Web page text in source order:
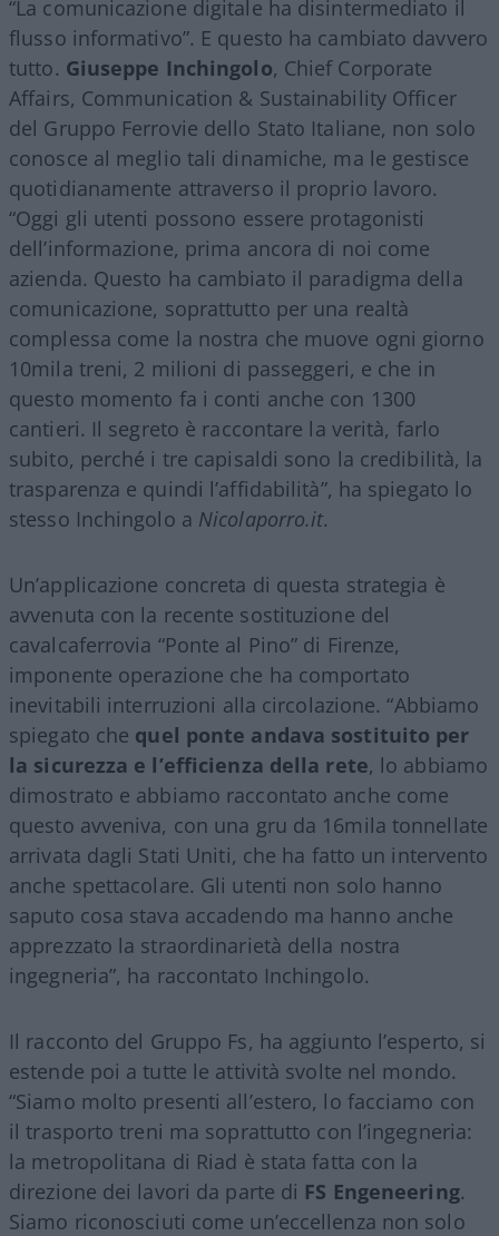
“La comunicazione digitale ha disintermediato il
flusso informativo”. E questo ha cambiato davvero
tutto. Giuseppe Inchingolo, Chief Corporate
Affairs, Communication & Sustainability Officer
del Gruppo Ferrovie dello Stato Italiane, non solo
conosce al meglio tali dinamiche, ma le gestisce
quotidianamente attraverso il proprio lavoro.
“Oggi gli utenti possono essere protagonisti
dell’informazione, prima ancora di noi come
azienda. Questo ha cambiato il paradigma della
comunicazione, soprattutto per una realtà
complessa come la nostra che muove ogni giorno
10mila treni, 2 milioni di passeggeri, e che in
questo momento fa i conti anche con 1300
cantieri. Il segreto è raccontare la verità, farlo
subito, perché i tre capisaldi sono la credibilità, la
trasparenza e quindi l’affidabilità”, ha spiegato lo
stesso Inchingolo a Nicolaporro.it.
Un’applicazione concreta di questa strategia è
avvenuta con la recente sostituzione del
cavalcaferrovia “Ponte al Pino” di Firenze,
imponente operazione che ha comportato
inevitabili interruzioni alla circolazione. “Abbiamo
spiegato che quel ponte andava sostituito per
la sicurezza e l’efficienza della rete, lo abbiamo
dimostrato e abbiamo raccontato anche come
questo avveniva, con una gru da 16mila tonnellate
arrivata dagli Stati Uniti, che ha fatto un intervento
anche spettacolare. Gli utenti non solo hanno
saputo cosa stava accadendo ma hanno anche
apprezzato la straordinarietà della nostra
ingegneria”, ha raccontato Inchingolo.
Il racconto del Gruppo Fs, ha aggiunto l’esperto, si
estende poi a tutte le attività svolte nel mondo.
“Siamo molto presenti all’estero, lo facciamo con
il trasporto treni ma soprattutto con l’ingegneria:
la metropolitana di Riad è stata fatta con la
direzione dei lavori da parte di FS Engeneering.
Siamo riconosciuti come un’eccellenza non solo